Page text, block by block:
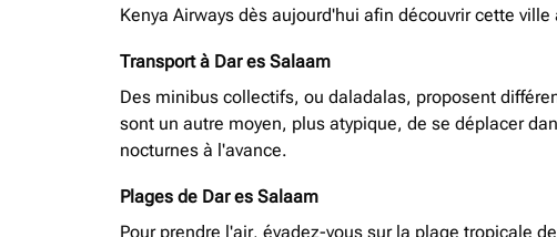
Kenya Airways dès aujourd'hui afin découvrir cette
Transport à Dar es Salaam
Des minibus collectifs, ou daladalas, proposent
sont un autre moyen, plus atypique, de se déplacer
nocturnes à l'avance.
Plages de Dar es Salaam
Pour prendre l'air, évadez-vous sur la plage tropicale